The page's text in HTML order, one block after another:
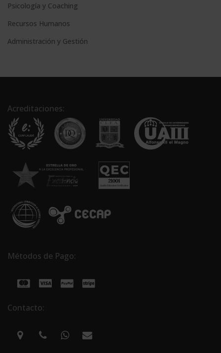
Psicología y Coaching
Recursos Humanos
Administración y Gestión
Acreditaciones:
Métodos de Pago:
Contacto: